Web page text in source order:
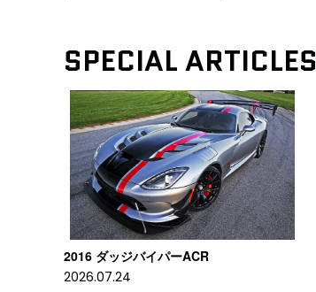
SPECIAL ARTICLES
2016 ダッジバイパーACR
2026.07.24